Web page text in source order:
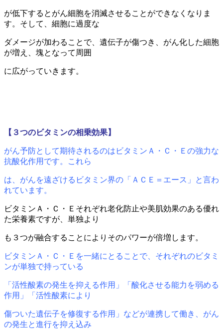
が低下するとがん細胞を消滅させることができなくなりま
す。そして、 細胞に過度な
ダメージが加わることで、遺伝子が傷つき、がん化した細胞
が増え、塊となって周囲
に広がっていきます。
【３つのビタミンの相乗効果】
がん予防として期待されるのはビタミンＡ・Ｃ・Ｅの強力な
抗酸化作用です。これら
は、がんを遠ざけるビタミン界の「ＡＣＥ＝エース」と言わ
れています。
ビタミンＡ・Ｃ・Ｅそれぞれ老化防止や美肌効果のある優れ
た栄養素ですが、単独より
も３つが融合することによりそのパワーが倍増します。
ビタミンＡ・Ｃ・Ｅを一緒にとることで、それぞれのビタミ
ンが単独で持っている
「活性酸素の発生を抑える作用」「酸化させる能力を弱める
作用」「活性酸素により
傷ついた遺伝子を修復する作用」などが連携して働き、がん
の発生と進行を抑え込み